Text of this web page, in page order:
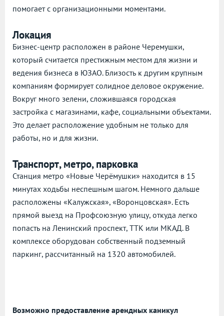
помогает с организационными моментами.
Локация
Бизнес-центр расположен в районе Черемушки,
который считается престижным местом для жизни и
ведения бизнеса в ЮЗАО. Близость к другим крупным
компаниям формирует солидное деловое окружение.
Вокруг много зелени, сложившаяся городская
застройка с магазинами, кафе, социальными объектами.
Это делает расположение удобным не только для
работы, но и для жизни.
Транспорт, метро, парковка
Станция метро «Новые Черёмушки» находится в 15
минутах ходьбы неспешным шагом. Немного дальше
расположены «Калужская», «Воронцовская». Есть
прямой выезд на Профсоюзную улицу, откуда легко
попасть на Ленинский проспект, ТТК или МКАД. В
комплексе оборудован собственный подземный
паркинг, рассчитанный на 1320 автомобилей.
Возможно предоставление арендных каникул